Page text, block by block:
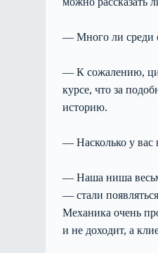
— Много ли среди
— К сожалению,
курсе, что за
историю.
— Насколько у вас
— Наша ниша
— стали
Механика очень
и не доходит, а